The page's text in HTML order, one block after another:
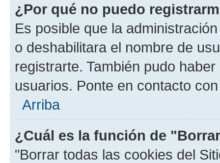
¿Por qué no puedo
Es posible que la
o deshabilitara el nombre de
registrarte. También pudo
usuarios. Ponte en contacto
Arriba
¿Cuál es la función de
"Borrar todas las cookies del